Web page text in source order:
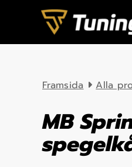
Skip to content
Framsida Alla
MB